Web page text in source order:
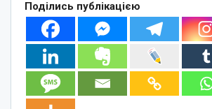
Поділись публікацією